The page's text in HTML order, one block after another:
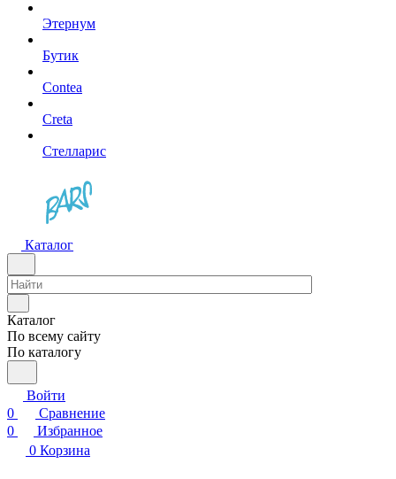
Этернум
Бутик
Contea
Creta
Стелларис
Каталог
Каталог
По всему сайту
По каталогу
Войти
0
Сравнение
0
Избранное
0 Корзина